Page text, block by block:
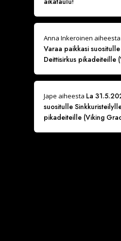
Anna Inkeroinen aiheesta
Varaa paikkasi
Deittisirkus pikadeiteille
Jape aiheesta La
suositulle
pikadeiteille (Viking